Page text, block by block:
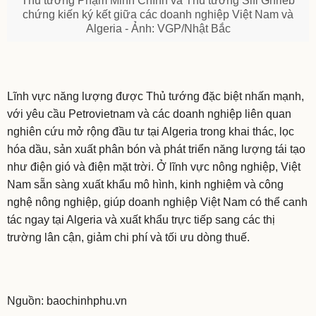
chứng kiến ký kết giữa các doanh nghiệp Việt Nam và
Algeria - Ảnh: VGP/Nhật Bắc
Lĩnh vực năng lượng được Thủ tướng đặc biệt nhấn mạnh,
với yêu cầu Petrovietnam và các doanh nghiệp liên quan
nghiên cứu mở rộng đầu tư tại Algeria trong khai thác, lọc
hóa dầu, sản xuất phân bón và phát triển năng lượng tái tạo
như điện gió và điện mặt trời. Ở lĩnh vực nông nghiệp, Việt
Nam sẵn sàng xuất khẩu mô hình, kinh nghiệm và công
nghệ nông nghiệp, giúp doanh nghiệp Việt Nam có thể canh
tác ngay tại Algeria và xuất khẩu trực tiếp sang các thị
trường lân cận, giảm chi phí và tối ưu dòng thuế.
Nguồn: baochinhphu.vn